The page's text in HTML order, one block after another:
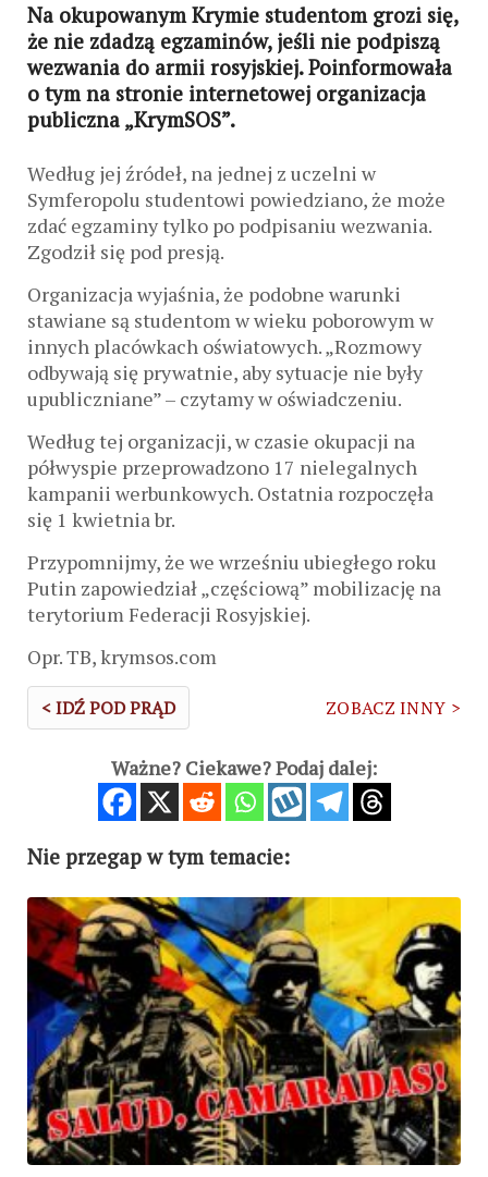
Na okupowanym Krymie studentom grozi się,
że nie zdadzą egzaminów, jeśli nie podpiszą
wezwania do armii rosyjskiej. Poinformowała
o tym na stronie internetowej organizacja
publiczna „KrymSOS”.
Według jej źródeł, na jednej z uczelni w
Symferopolu studentowi powiedziano, że może
zdać egzaminy tylko po podpisaniu wezwania.
Zgodził się pod presją.
Organizacja wyjaśnia, że ​​podobne warunki
stawiane są studentom w wieku poborowym w
innych placówkach oświatowych. „Rozmowy
odbywają się prywatnie, aby sytuacje nie były
upubliczniane” – czytamy w oświadczeniu.
Według tej organizacji, w czasie okupacji na
półwyspie przeprowadzono 17 nielegalnych
kampanii werbunkowych. Ostatnia rozpoczęła
się 1 kwietnia br.
Przypomnijmy, że we wrześniu ubiegłego roku
Putin zapowiedział „częściową” mobilizację na
terytorium Federacji Rosyjskiej.
Opr. TB, krymsos.com
< IDŹ POD PRĄD ZOBACZ INNY >
Ważne? Ciekawe? Podaj dalej:
Nie przegap w tym temacie: